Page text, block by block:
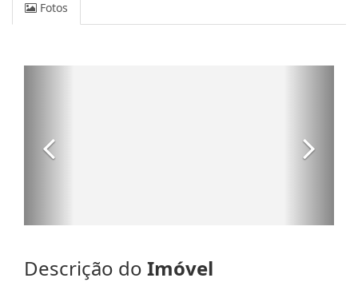
Fotos
Descrição do Imóvel